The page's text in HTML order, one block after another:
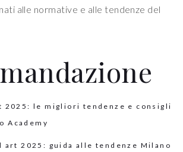
alle normative e alle tendenze del
2025: le migliori tendenze e consigli
Academy
art 2025: guida alle tendenze Milano